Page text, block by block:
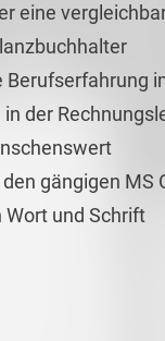
eine
der
gängigen MS
Wort und Schrift